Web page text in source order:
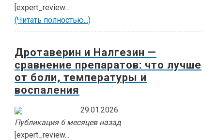
[expert_review...
(Читать полностью...)
Дротаверин и Налгезин —
сравнение препаратов: что лучше
от боли, температуры и
воспаления
29.01.2026
Публикация 6 месяцев назад
[expert_review...